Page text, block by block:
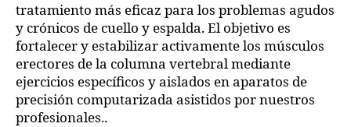
tratamiento más eficaz para los problemas agudos
y crónicos de cuello y espalda. El objetivo es
fortalecer y estabilizar activamente los músculos
erectores de la columna vertebral mediante
ejercicios específicos y aislados en aparatos de
precisión computarizada asistidos por nuestros
profesionales..